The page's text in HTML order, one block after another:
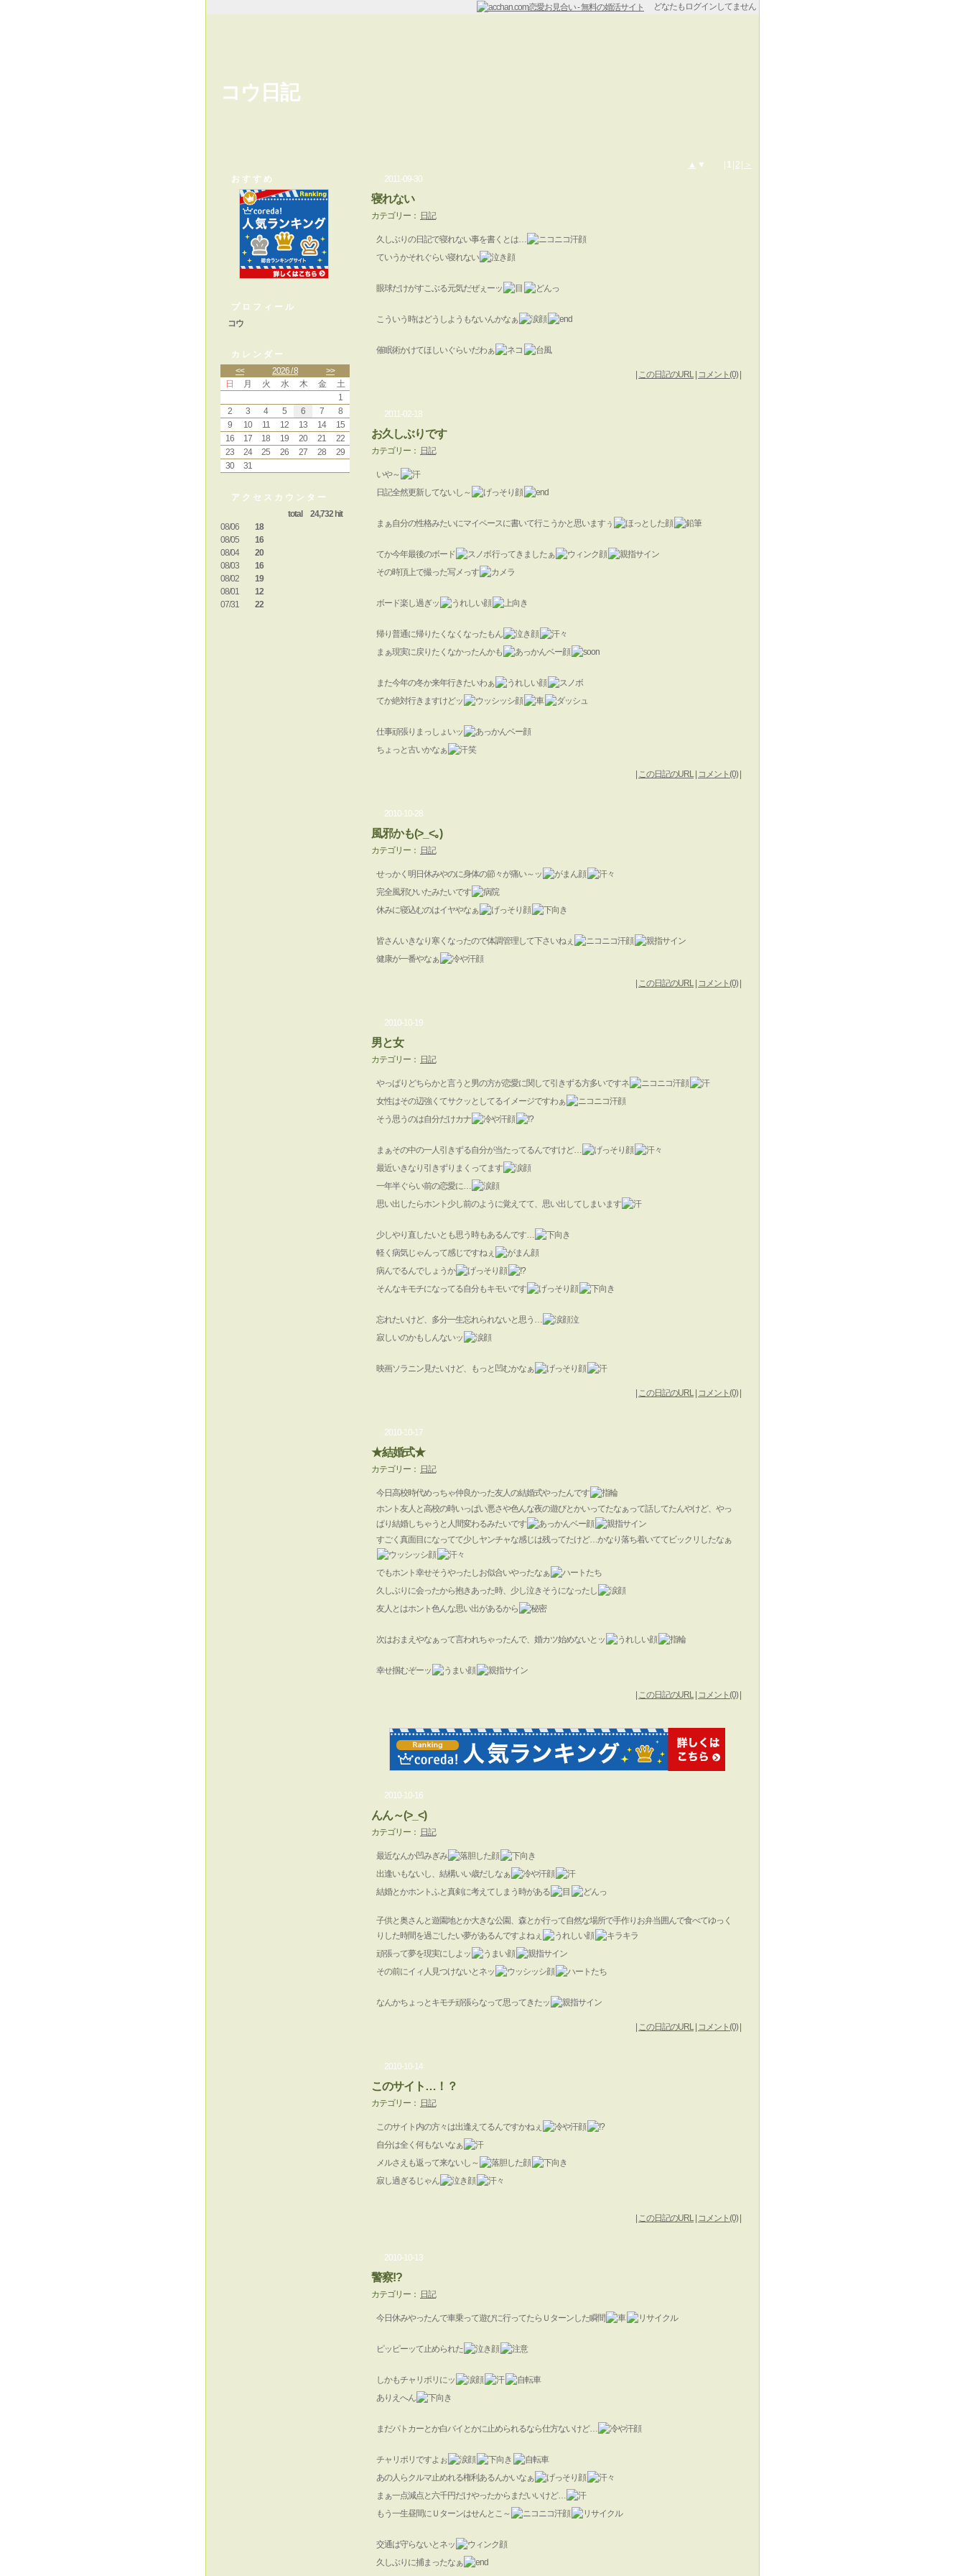
どなたもログインしてません
コウ日記
おすすめ
プロフィール
コウ
カレンダー
<<
2026 / 8
>>
日
月 火 水 木 金
土
1
2
3 4 5 6 7
8
9
10 11 12 13 14
15
16
17 18 19 20 21
22
23
24 25 26 27 28
29
30
31
アクセスカウンター
total 24,732 hit
08/06
18
08/05
16
08/04
20
08/03
16
08/02
19
08/01
12
07/31
22
▲ ▼ | 1 2
＞
2011-09-30
寝れない
カテゴリー： 日記
久しぶりの日記で寝れない事を書くとは…
ていうかそれぐらい寝れない
眼球だけがすこぶる元気だぜぇーッ
こういう時はどうしようもないんかなぁ
催眠術かけてほしいぐらいだわぁ
この日記のURL| コメント(0)|
2011-02-18
お久しぶりです
カテゴリー： 日記
いや～
日記全然更新してないし～
まぁ自分の性格みたいにマイペースに書いて行こうかと思いますぅ
てか今年最後のボード
行ってきましたぁ
その時頂上で撮った写メっす
ボード楽し過ぎッ
帰り普通に帰りたくなくなったもん
まぁ現実に戻りたくなかったんかも
また今年の冬か来年行きたいわぁ
てか絶対行きますけどッ
仕事頑張りまっしょいッ
ちょっと古いかなぁ
笑
この日記のURL| コメント(0)|
2010-10-28
風邪かも(>_<｡)
カテゴリー： 日記
せっかく明日休みやのに身体の節々が痛い～ッ
完全風邪ひいたみたいです
休みに寝込むのはイヤやなぁ
皆さんいきなり寒くなったので体調管理して下さいねぇ
健康が一番やなぁ
この日記のURL| コメント(0)|
2010-10-19
男と女
カテゴリー： 日記
やっぱりどちらかと言うと男の方が恋愛に関して引きずる方多いですネ
女性はその辺強くてサクッとしてるイメージですわぁ
そう思うのは自分だけカナ
まぁその中の一人引きずる自分が当たってるんですけど…
最近いきなり引きずりまくってます
一年半ぐらい前の恋愛に…
思い出したらホント少し前のように覚えてて、思い出してしまいます
少しやり直したいとも思う時もあるんです…
軽く病気じゃんって感じですねぇ
病んでるんでしょうか
そんなキモチになってる自分もキモいです
忘れたいけど、多分一生忘れられないと思う…
泣
寂しいのかもしんないッ
映画ソラニン見たいけど、もっと凹むかなぁ
この日記のURL| コメント(0)|
2010-10-17
★結婚式★
カテゴリー： 日記
今日高校時代めっちゃ仲良かった友人の結婚式やったんです
ホント友人と高校の時いっぱい悪さや色んな夜の遊びとかいってたなぁって話してたんやけど、やっ
ぱり結婚しちゃうと人間変わるみたいです
すごく真面目になってて少しヤンチャな感じは残ってたけど…かなり落ち着いててビックリしたなぁ
でもホント幸せそうやったしお似合いやったなぁ
久しぶりに会ったから抱きあった時、少し泣きそうになったし
友人とはホント色んな思い出があるから
次はおまえやなぁって言われちゃったんで、婚カツ始めないとッ
幸せ掴むぞーッ
この日記のURL| コメント(0)|
2010-10-16
んん～(>_<)
カテゴリー： 日記
最近なんか凹みぎみ
出逢いもないし、結構いい歳だしなぁ
結婚とかホントふと真剣に考えてしまう時がある
子供と奥さんと遊園地とか大きな公園、森とか行って自然な場所で手作りお弁当囲んで食べてゆっく
りした時間を過ごしたい夢があるんですよねぇ
頑張って夢を現実にしよッ
その前にイィ人見つけないとネッ
なんかちょっとキモチ頑張らなって思ってきたッ
この日記のURL| コメント(0)|
2010-10-14
このサイト…！？
カテゴリー： 日記
このサイト内の方々は出逢えてるんですかねぇ
自分は全く何もないなぁ
メルさえも返って来ないし～
寂し過ぎるじゃん
この日記のURL| コメント(0)|
2010-10-13
警察!?
カテゴリー： 日記
今日休みやったんで車乗って遊びに行ってたらＵターンした瞬間
ピッピーッて止められた
しかもチャリポリにッ
ありえへん
まだパトカーとか白バイとかに止められるなら仕方ないけど…
チャリポリですよぉ
あの人らクルマ止めれる権利あるんかいなぁ
まぁ一点減点と六千円だけやったからまだいいけど…
もう一生昼間にＵターンはせんとこ～
交通は守らないとネッ
久しぶりに捕まったなぁ